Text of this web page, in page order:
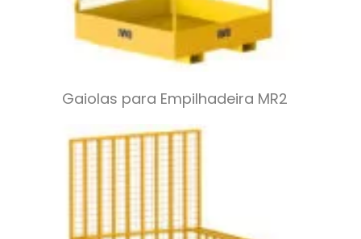
Gaiolas para Empilhadeira MR2